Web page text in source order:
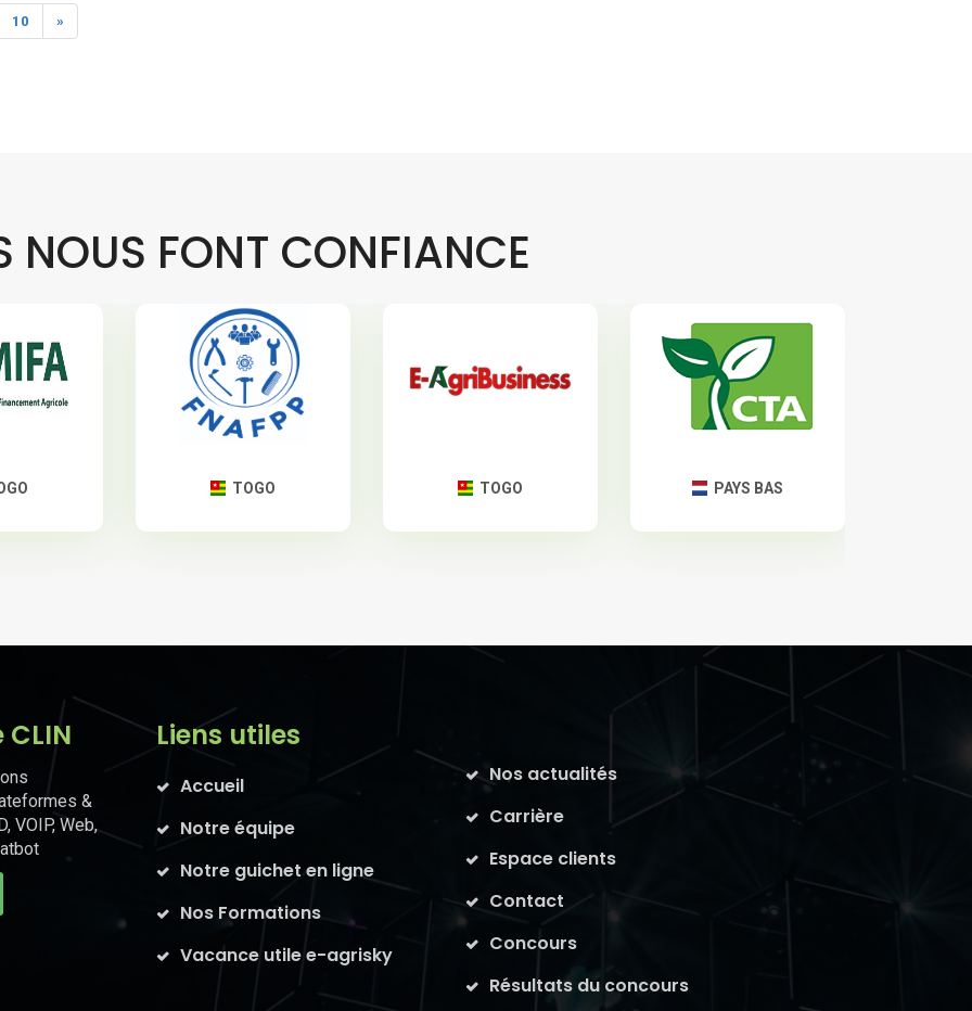
10 »
NOUS FONT CONFIANCE
TOGO TOGO PAYS BAS
&
VOIP, Web,
Liens utiles
Accueil
Notre équipe
Notre guichet en ligne
Nos Formations
Vacance utile e-agrisky
Nos actualités
Carrière
Espace clients
Contact
Concours
Résultats du concours